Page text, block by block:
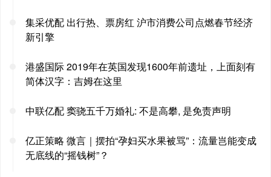
集采优配 出行热、票房红 沪市消费公司点燃春节经济
新引擎
港盛国际 2019年在英国发现1600年前遗址，上面刻有
简体汉字：吉姆在这里
中联亿配 窦骁五千万婚礼: 不是高攀, 是免责声明
亿正策略 微言｜摆拍“孕妇买水果被骂”：流量岂能变成
无底线的“摇钱树”？